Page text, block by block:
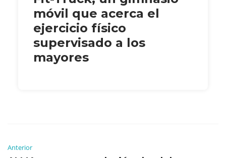
móvil que acerca el
ejercicio físico
supervisado a los
mayores
Anterior